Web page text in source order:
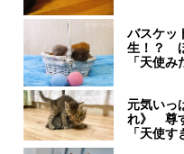
バスケッ
生！？
「天使み
元気いっ
れ》 尊
「天使す